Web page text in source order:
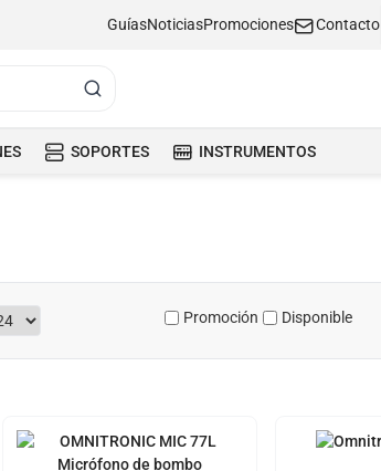
GuíasNoticiasPromociones Contacto
SOPORTES INSTRUMENTOS
Promoción Disponible